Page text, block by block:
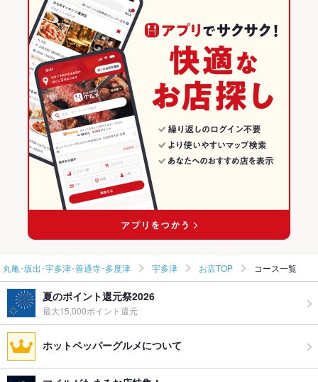
宇多津駅 × 和風
香川 × 居酒屋
香川 × 和風
香川の居酒屋ランキング
丸亀･坂出･宇多津･善通寺･多度津のグルメランキング
丸亀･坂出･宇多津･善通寺･多度津の居酒屋ランキング
宇多津のグルメランキング
宇多津の居酒屋ランキング
丸亀･坂出･宇多津･善通寺･多度津 宇多津 お店TOP コース一覧
夏のポイント還元祭2026
最大15,000ポイント還元
ホットペッパーグルメについて